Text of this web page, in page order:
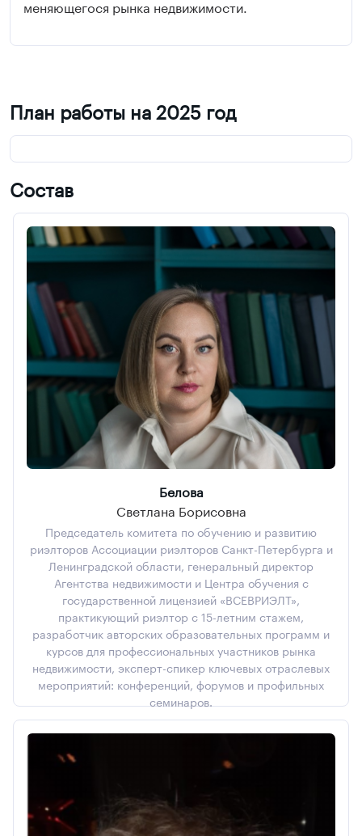
меняющегося рынка недвижимости.
План работы на 2025 год
Состав
Белова
Светлана Борисовна
Председатель комитета по обучению и развитию
риэлторов Ассоциации риэлторов Санкт-Петербурга и
Ленинградской области, генеральный директор
Агентства недвижимости и Центра обучения с
государственной лицензией «ВСЕВРИЭЛТ»,
практикующий риэлтор с 15-летним стажем,
разработчик авторских образовательных программ и
курсов для профессиональных участников рынка
недвижимости, эксперт-спикер ключевых отраслевых
мероприятий: конференций, форумов и профильных
семинаров.